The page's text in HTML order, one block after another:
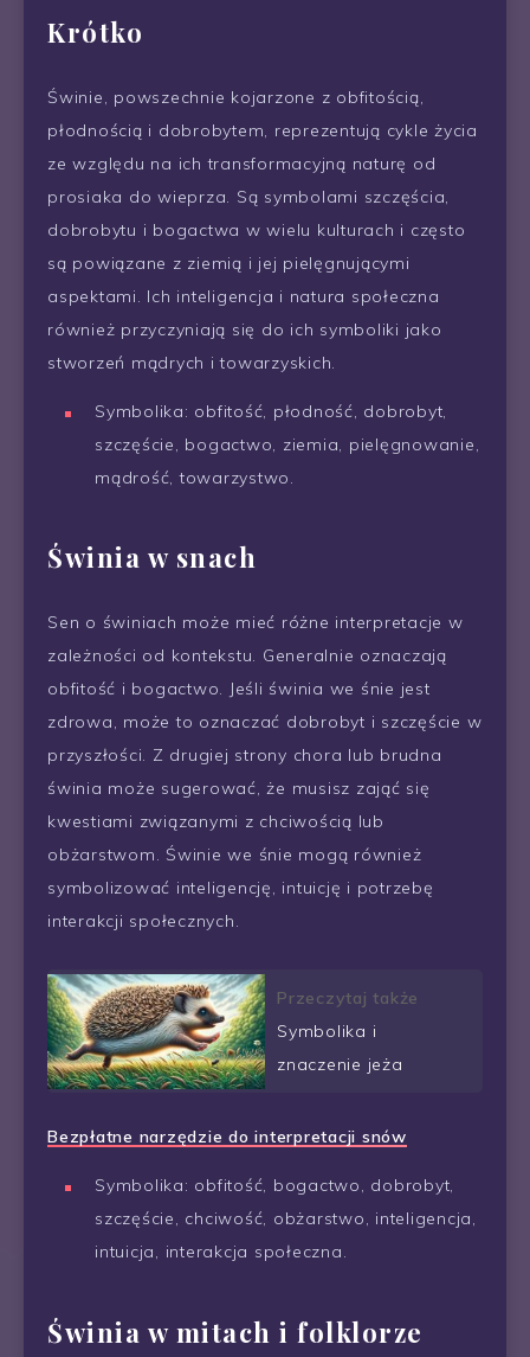
Krótko
Świnie, powszechnie kojarzone z obfitością,
płodnością i dobrobytem, ​​reprezentują cykle życia
ze względu na ich transformacyjną naturę od
prosiaka do wieprza. Są symbolami szczęścia,
dobrobytu i bogactwa w wielu kulturach i często
są powiązane z ziemią i jej pielęgnującymi
aspektami. Ich inteligencja i natura społeczna
również przyczyniają się do ich symboliki jako
stworzeń mądrych i towarzyskich.
Symbolika: obfitość, płodność, dobrobyt,
szczęście, bogactwo, ziemia, pielęgnowanie,
mądrość, towarzystwo.
Świnia w snach
Sen o świniach może mieć różne interpretacje w
zależności od kontekstu. Generalnie oznaczają
obfitość i bogactwo. Jeśli świnia we śnie jest
zdrowa, może to oznaczać dobrobyt i szczęście w
przyszłości. Z drugiej strony chora lub brudna
świnia może sugerować, że musisz zająć się
kwestiami związanymi z chciwością lub
obżarstwom. Świnie we śnie mogą również
symbolizować inteligencję, intuicję i potrzebę
interakcji społecznych.
Przeczytaj także
Symbolika i
znaczenie jeża
Bezpłatne narzędzie do interpretacji snów
Symbolika: obfitość, bogactwo, dobrobyt,
szczęście, chciwość, obżarstwo, inteligencja,
intuicja, interakcja społeczna.
Świnia w mitach i folklorze